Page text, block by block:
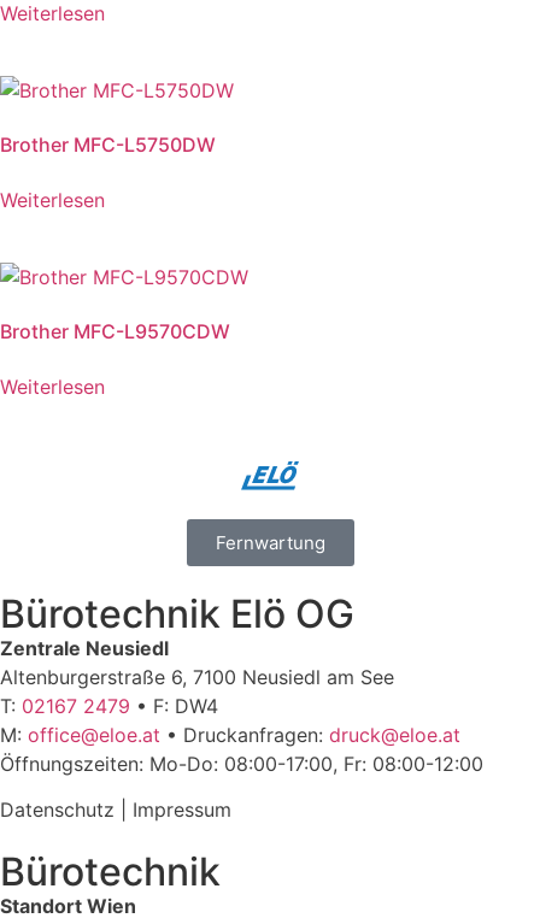
Weiterlesen
Brother MFC-L5750DW
Weiterlesen
Brother MFC-L9570CDW
Weiterlesen
Fernwartung
Bürotechnik Elö OG
Zentrale Neusiedl
Altenburgerstraße 6, 7100 Neusiedl am See
T: 02167 2479 • F: DW4
M: office@eloe.at • Druckanfragen: druck@eloe.at
Öffnungszeiten: Mo-Do: 08:00-17:00, Fr: 08:00-12:00
Datenschutz
Impressum
Bürotechnik
Standort Wien